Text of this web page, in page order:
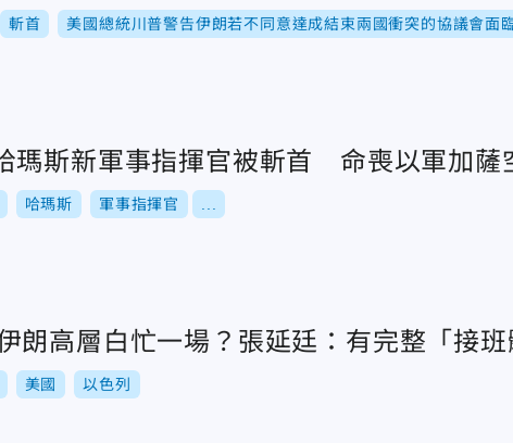
斬首 美國總統川普警告伊朗若不同意達成結束兩國衝突的協議會面
瑪斯新軍事指揮官被斬首 命喪以軍加薩
哈瑪斯 軍事指揮官
朗高層白忙一場？張延廷：有完整「接
美國 以色列